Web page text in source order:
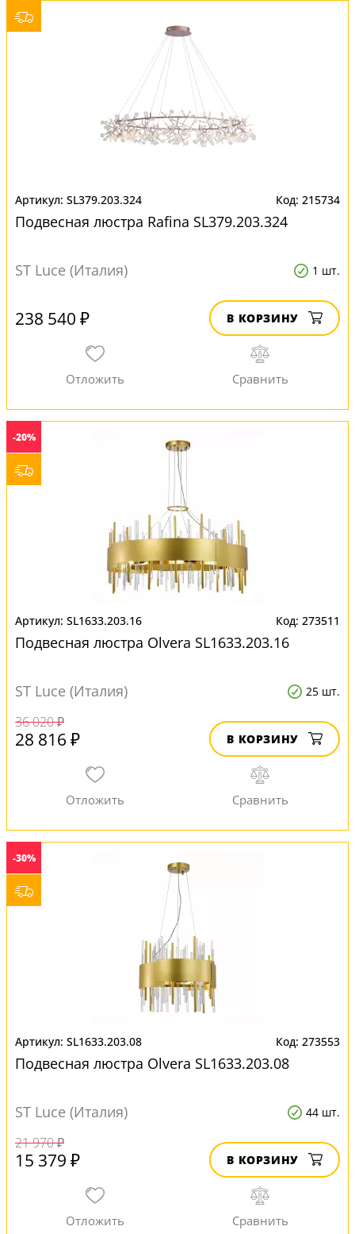
SL379.203.324 215734
Подвесная люстра Rafina SL379.203.324
ST Luce (Италия) 1 шт.
238 540 ₽ В КОРЗИНУ
-20%
SL1633.203.16 273511
Подвесная люстра Olvera SL1633.203.16
ST Luce (Италия) 25 шт.
36 020 ₽
28 816 ₽ В КОРЗИНУ
-30%
SL1633.203.08 273553
Подвесная люстра Olvera SL1633.203.08
ST Luce (Италия) 44 шт.
21 970 ₽
15 379 ₽ В КОРЗИНУ